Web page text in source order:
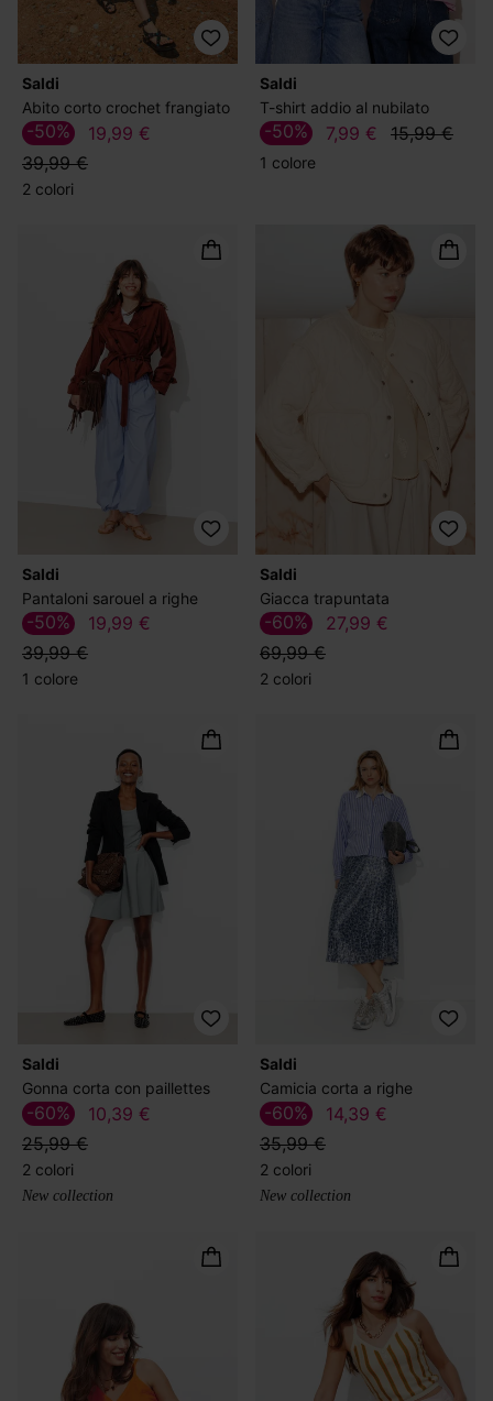
Saldi
Abito corto crochet frangiato
19,99 €
39,99 €
-50%
2 colori
Saldi
T-shirt addio al nubilato
7,99 € 15,99 €
-50%
1 colore
Saldi
Pantaloni sarouel a righe
19,99 €
39,99 €
-50%
1 colore
Saldi
Giacca trapuntata
27,99 €
69,99 €
-60%
2 colori
Saldi
Gonna corta con paillettes
10,39 €
25,99 €
-60%
2 colori
New collection
Saldi
Camicia corta a righe
14,39 €
35,99 €
-60%
2 colori
New collection